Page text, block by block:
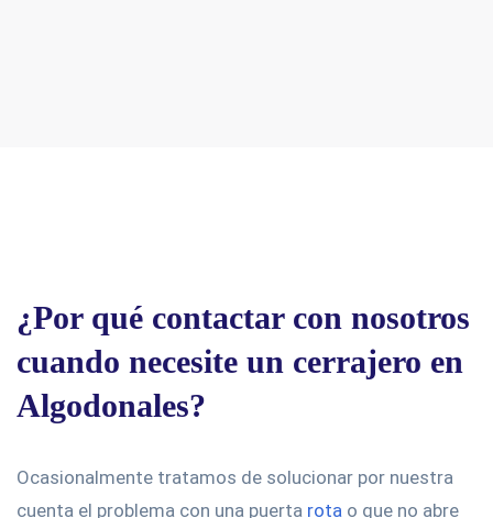
¿Por qué contactar con nosotros
cuando necesite un cerrajero en
Algodonales?
Ocasionalmente tratamos de solucionar por nuestra
cuenta el problema con una puerta rota o que no abre